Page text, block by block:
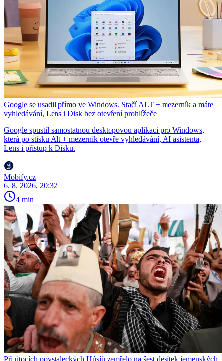
Google se usadil přímo ve Windows. Stačí ALT + mezerník a máte
vyhledávání, Lens i Disk bez otevření prohlížeče
Google spustil samostatnou desktopovou aplikaci pro Windows,
která po stisku Alt + mezerník otevře vyhledávání, AI asistenta,
Lens i přístup k Disku.
Mobify.cz
6. 8. 2026, 20:32
4 min
Při útocích povstaleckých Húsíů zemřelo na šest desítek jemenských